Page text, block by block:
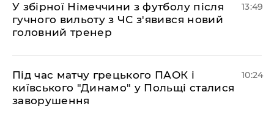
У збірної Німеччини з футболу після
гучного вильоту з ЧС з'явився новий
головний тренер
13:49
Під час матчу грецького ПАОК і
київського "Динамо" у Польщі сталися
заворушення
10:24